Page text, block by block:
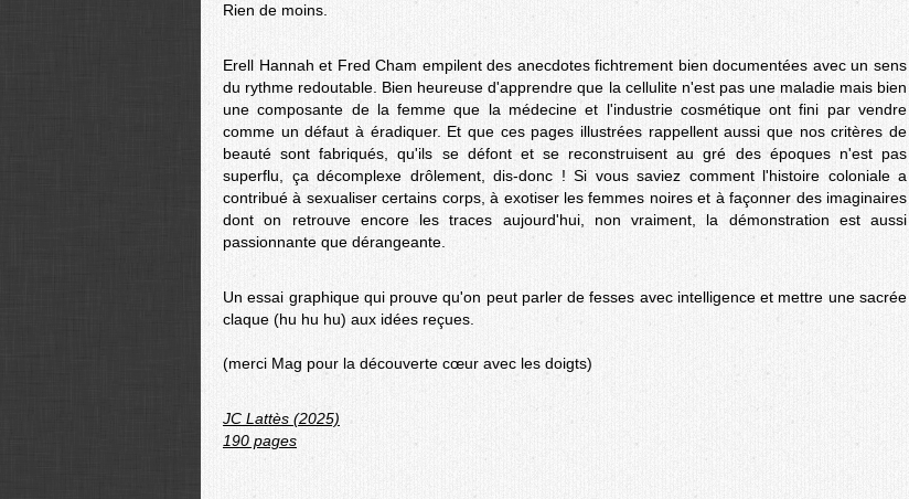
Rien de moins.
Erell Hannah et Fred Cham empilent des anecdotes fichtrement bien documentées avec un sens
du rythme redoutable. Bien heureuse d'apprendre que la cellulite n'est pas une maladie mais bien
une composante de la femme que la médecine et l'industrie cosmétique ont fini par vendre
comme un défaut à éradiquer. Et que ces pages illustrées rappellent aussi que nos critères de
beauté sont fabriqués, qu'ils se défont et se reconstruisent au gré des époques n'est pas
superflu, ça décomplexe drôlement, dis-donc ! Si vous saviez comment l'histoire coloniale a
contribué à sexualiser certains corps, à exotiser les femmes noires et à façonner des imaginaires
dont on retrouve encore les traces aujourd'hui, non vraiment, la démonstration est aussi
passionnante que dérangeante.
Un essai graphique qui prouve qu'on peut parler de fesses avec intelligence et mettre une sacrée
claque (hu hu hu) aux idées reçues.
(merci Mag pour la découverte cœur avec les doigts)
JC Lattès (2025)
190 pages